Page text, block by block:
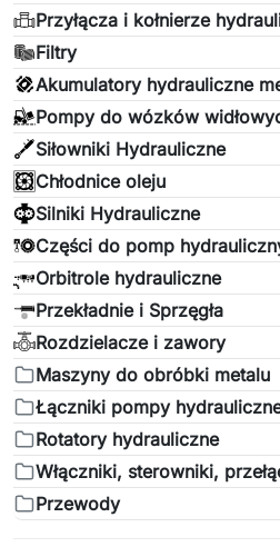
Przyłącza i kołnierze
Filtry
Akumulatory hydrauliczne
Pompy do wózków
Siłowniki Hydrauliczne
Chłodnice oleju
Silniki Hydrauliczne
Części do pomp
Orbitrole hydrauliczne
Przekładnie i Sprzęgła
Rozdzielacze i zawory
Maszyny do obróbki metalu
Łączniki pompy
Rotatory hydrauliczne
Włączniki, sterowniki,
Przewody